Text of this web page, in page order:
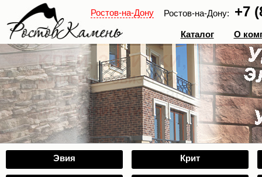
Ростов-на-Дону Ростов-на-Дону: +7
Каталог О
Эвия Крит